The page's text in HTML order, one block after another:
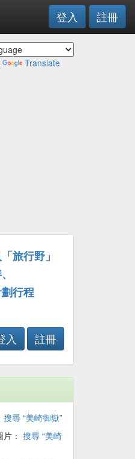
登入 註冊
Translate
旅行野」
行程
入
註冊
搜尋 “美崎御嶽”
： 搜尋 “美崎